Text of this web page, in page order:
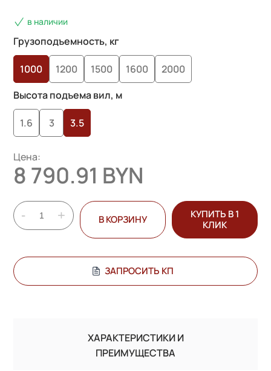
в наличии
Грузоподъемность, кг
1000 1200 1500 1600
2000
Высота подъема вил, м
1.6 3 3.5
Цена:
8 790.91 BYN
- + В КОРЗИНУ
КУПИТЬ В 1
КЛИК
ЗАПРОСИТЬ КП
ХАРАКТЕРИСТИКИ И
ПРЕИМУЩЕСТВА